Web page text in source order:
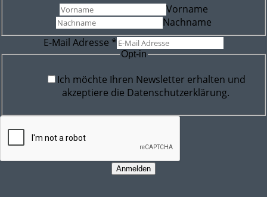
Vorname
Nachname
E-Mail Adresse *
Opt-in
Ich möchte Ihren Newsletter erhalten und
akzeptiere die Datenschutzerklärung.
Anmelden